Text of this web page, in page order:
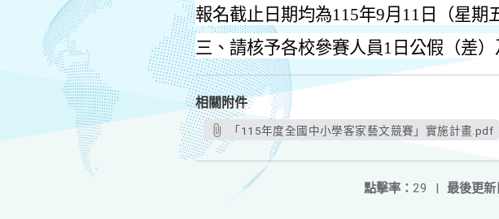
報名截止日期均為115年9月 11 日（星期
三、請核予各校參賽人員1 日公假（差
相關附件
「115年度全國中小學客家藝文競賽」實施計畫.pdf
最後更新
點擊率： 29 |